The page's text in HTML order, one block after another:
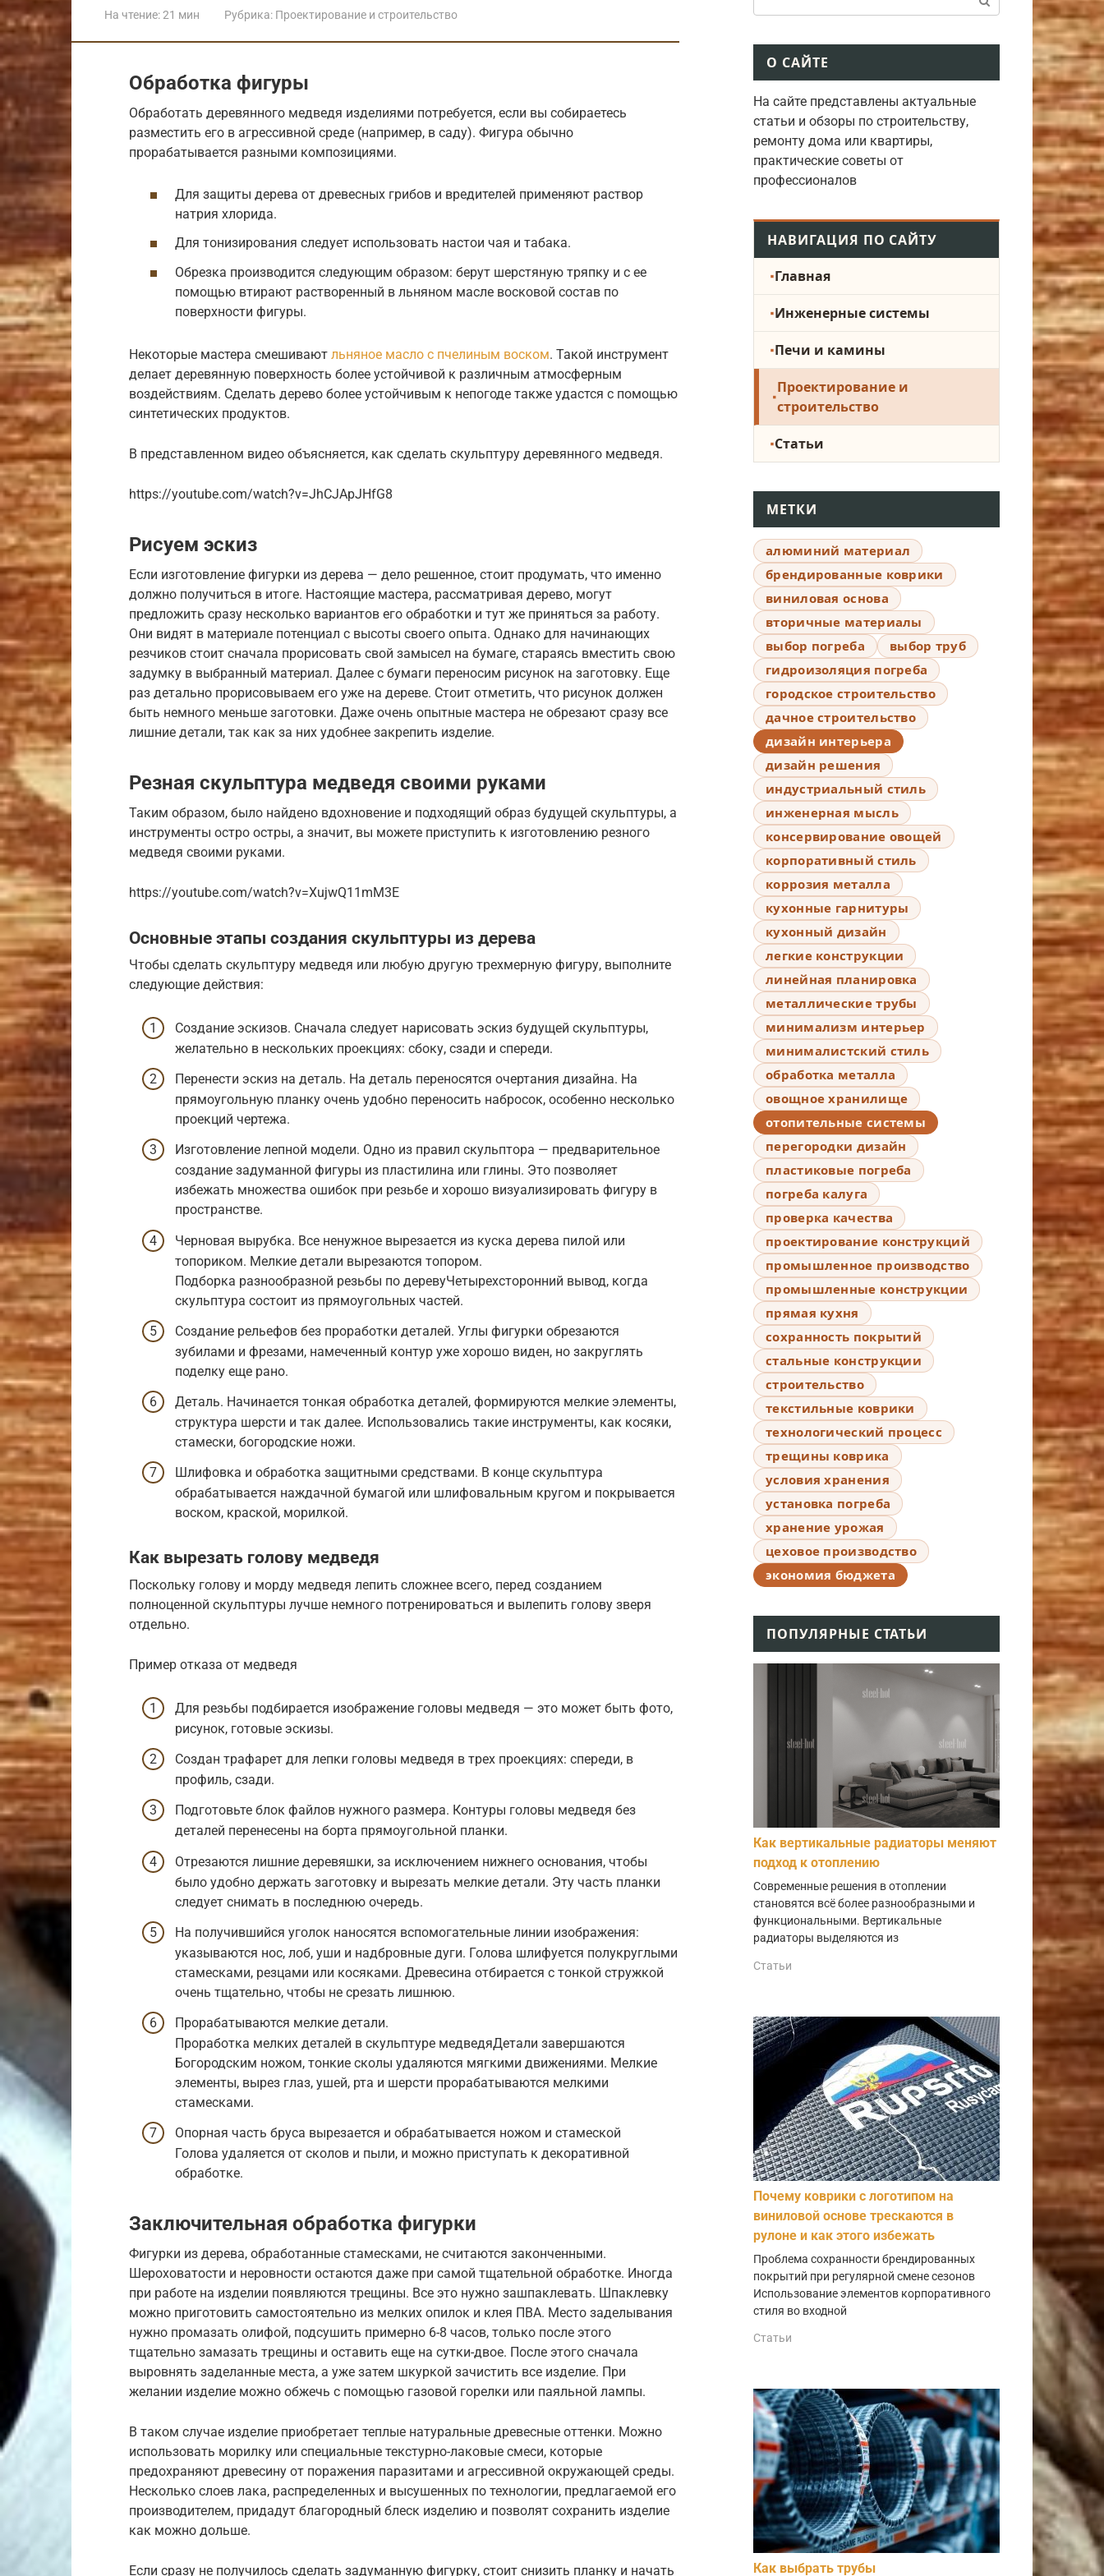
На чтение:21 мин Рубрика: Проектирование и строительство
Обработка фигуры
Обработать деревянного медведя изделиями потребуется, если вы собираетесь
разместить его в агрессивной среде (например, в саду). Фигура обычно
прорабатывается разными композициями.
Для защиты дерева от древесных грибов и вредителей применяют раствор
натрия хлорида.
Для тонизирования следует использовать настои чая и табака.
Обрезка производится следующим образом: берут шерстяную тряпку и с ее
помощью втирают растворенный в льняном масле восковой состав по
поверхности фигуры.
Некоторые мастера смешивают льняное масло с пчелиным воском. Такой инструмент
делает деревянную поверхность более устойчивой к различным атмосферным
воздействиям. Сделать дерево более устойчивым к непогоде также удастся с помощью
синтетических продуктов.
В представленном видео объясняется, как сделать скульптуру деревянного медведя.
https://youtube.com/watch?v=JhCJApJHfG8
Рисуем эскиз
Если изготовление фигурки из дерева — дело решенное, стоит продумать, что именно
должно получиться в итоге. Настоящие мастера, рассматривая дерево, могут
предложить сразу несколько вариантов его обработки и тут же приняться за работу.
Они видят в материале потенциал с высоты своего опыта. Однако для начинающих
резчиков стоит сначала прорисовать свой замысел на бумаге, стараясь вместить свою
задумку в выбранный материал. Далее с бумаги переносим рисунок на заготовку. Еще
раз детально прорисовываем его уже на дереве. Стоит отметить, что рисунок должен
быть немного меньше заготовки. Даже очень опытные мастера не обрезают сразу все
лишние детали, так как за них удобнее закрепить изделие.
Резная скульптура медведя своими руками
Таким образом, было найдено вдохновение и подходящий образ будущей скульптуры, а
инструменты остро остры, а значит, вы можете приступить к изготовлению резного
медведя своими руками.
https://youtube.com/watch?v=XujwQ11mM3E
Основные этапы создания скульптуры из дерева
Чтобы сделать скульптуру медведя или любую другую трехмерную фигуру, выполните
следующие действия:
Создание эскизов. Сначала следует нарисовать эскиз будущей скульптуры,
желательно в нескольких проекциях: сбоку, сзади и спереди.
Перенести эскиз на деталь. На деталь переносятся очертания дизайна. На
прямоугольную планку очень удобно переносить набросок, особенно несколько
проекций чертежа.
Изготовление лепной модели. Одно из правил скульптора — предварительное
создание задуманной фигуры из пластилина или глины. Это позволяет
избежать множества ошибок при резьбе и хорошо визуализировать фигуру в
пространстве.
Черновая вырубка. Все ненужное вырезается из куска дерева пилой или
топориком. Мелкие детали вырезаются топором.
Подборка разнообразной резьбы по деревуЧетырехсторонний вывод, когда
скульптура состоит из прямоугольных частей.
Создание рельефов без проработки деталей. Углы фигурки обрезаются
зубилами и фрезами, намеченный контур уже хорошо виден, но закруглять
поделку еще рано.
Деталь. Начинается тонкая обработка деталей, формируются мелкие элементы,
структура шерсти и так далее. Использовались такие инструменты, как косяки,
стамески, богородские ножи.
Шлифовка и обработка защитными средствами. В конце скульптура
обрабатывается наждачной бумагой или шлифовальным кругом и покрывается
воском, краской, морилкой.
Как вырезать голову медведя
Поскольку голову и морду медведя лепить сложнее всего, перед созданием
полноценной скульптуры лучше немного потренироваться и вылепить голову зверя
отдельно.
Пример отказа от медведя
Для резьбы подбирается изображение головы медведя — это может быть фото,
рисунок, готовые эскизы.
Создан трафарет для лепки головы медведя в трех проекциях: спереди, в
профиль, сзади.
Подготовьте блок файлов нужного размера. Контуры головы медведя без
деталей перенесены на борта прямоугольной планки.
Отрезаются лишние деревяшки, за исключением нижнего основания, чтобы
было удобно держать заготовку и вырезать мелкие детали. Эту часть планки
следует снимать в последнюю очередь.
На получившийся уголок наносятся вспомогательные линии изображения:
указываются нос, лоб, уши и надбровные дуги. Голова шлифуется полукруглыми
стамесками, резцами или косяками. Древесина отбирается с тонкой стружкой
очень тщательно, чтобы не срезать лишнюю.
Прорабатываются мелкие детали.
Проработка мелких деталей в скульптуре медведяДетали завершаются
Богородским ножом, тонкие сколы удаляются мягкими движениями. Мелкие
элементы, вырез глаз, ушей, рта и шерсти прорабатываются мелкими
стамесками.
Опорная часть бруса вырезается и обрабатывается ножом и стамеской
Голова удаляется от сколов и пыли, и можно приступать к декоративной
обработке.
Заключительная обработка фигурки
Фигурки из дерева, обработанные стамесками, не считаются законченными.
Шероховатости и неровности остаются даже при самой тщательной обработке. Иногда
при работе на изделии появляются трещины. Все это нужно зашпаклевать. Шпаклевку
можно приготовить самостоятельно из мелких опилок и клея ПВА. Место заделывания
нужно промазать олифой, подсушить примерно 6-8 часов, только после этого
тщательно замазать трещины и оставить еще на сутки-двое. После этого сначала
выровнять заделанные места, а уже затем шкуркой зачистить все изделие. При
желании изделие можно обжечь с помощью газовой горелки или паяльной лампы.
В таком случае изделие приобретает теплые натуральные древесные оттенки. Можно
использовать морилку или специальные текстурно-лаковые смеси, которые
предохраняют древесину от поражения паразитами и агрессивной окружающей среды.
Несколько слоев лака, распределенных и высушенных по технологии, предлагаемой его
производителем, придадут благородный блеск изделию и позволят сохранить изделие
как можно дольше.
Если сразу не получилось сделать задуманную фигурку, стоит снизить планку и начать
О САЙТЕ
На сайте представлены актуальные
статьи и обзоры по строительству,
ремонту дома или квартиры,
практические советы от
профессионалов
НАВИГАЦИЯ ПО САЙТУ
Главная
Инженерные системы
Печи и камины
Проектирование и
строительство
Статьи
МЕТКИ
алюминий материал
брендированные коврики
виниловая основа
вторичные материалы
выбор погреба
выбор труб
гидроизоляция погреба
городское строительство
дачное строительство
дизайн интерьера
дизайн решения
индустриальный стиль
инженерная мысль
консервирование овощей
корпоративный стиль
коррозия металла
кухонные гарнитуры
кухонный дизайн
легкие конструкции
линейная планировка
металлические трубы
минимализм интерьер
минималистский стиль
обработка металла
овощное хранилище
отопительные системы
перегородки дизайн
пластиковые погреба
погреба калуга
проверка качества
проектирование конструкций
промышленное производство
промышленные конструкции
прямая кухня
сохранность покрытий
стальные конструкции
строительство
текстильные коврики
технологический процесс
трещины коврика
условия хранения
установка погреба
хранение урожая
цеховое производство
экономия бюджета
ПОПУЛЯРНЫЕ СТАТЬИ
Как вертикальные радиаторы меняют
подход к отоплению
Современные решения в отоплении
становятся всё более разнообразными и
функциональными. Вертикальные
радиаторы выделяются из
Статьи
Почему коврики с логотипом на
виниловой основе трескаются в
рулоне и как этого избежать
Проблема сохранности брендированных
покрытий при регулярной смене сезонов
Использование элементов корпоративного
стиля во входной
Статьи
Как выбрать трубы